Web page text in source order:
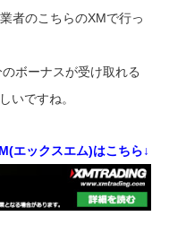
者のこちらのXMで行っ
ボーナスが受け取れる
いですね。
エックスエム)はこちら↓